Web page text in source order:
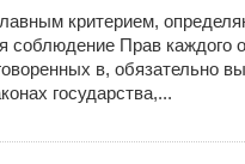
критерием,
соблюдение Прав каждого
в, обязательно
государства,...